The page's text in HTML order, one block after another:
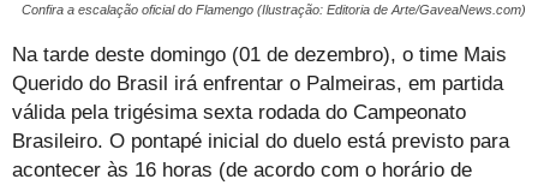
Confira a escalação oficial do Flamengo (Ilustração: Editoria de Arte/GaveaNews.com)
Na tarde deste domingo (01 de dezembro), o time Mais
Querido do Brasil irá enfrentar o Palmeiras, em partida
válida pela trigésima sexta rodada do Campeonato
Brasileiro. O pontapé inicial do duelo está previsto para
acontecer às 16 horas (de acordo com o horário de